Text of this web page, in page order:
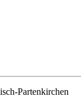
Partenkirchen